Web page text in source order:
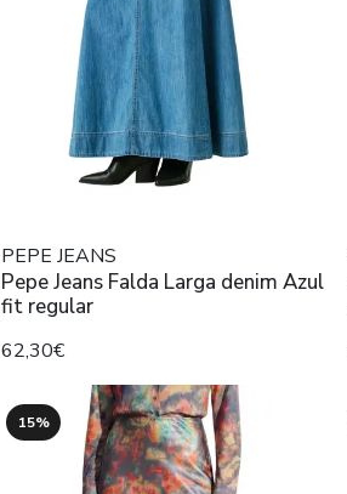
PEPE JEANS
Pepe Jeans Falda Larga denim Azul
fit regular
62,30€
15%